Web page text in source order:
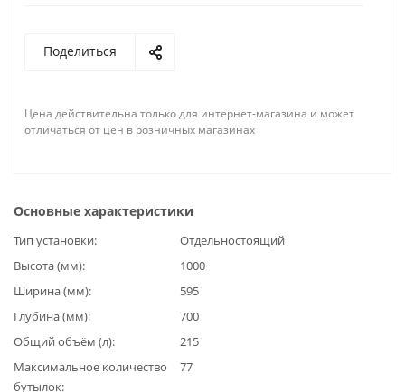
Поделиться
Цена действительна только для интернет-магазина и может
отличаться от цен в розничных магазинах
Основные характеристики
Тип установки
Отдельностоящий
Высота (мм)
1000
Ширина (мм)
595
Глубина (мм)
700
Общий объём (л)
215
Максимальное количество
бутылок
77